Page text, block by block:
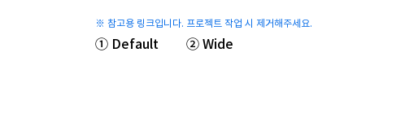
※ 참고용 링크입니다. 프로젝트 작업 시 제거해주세요.
① Default ② Wide